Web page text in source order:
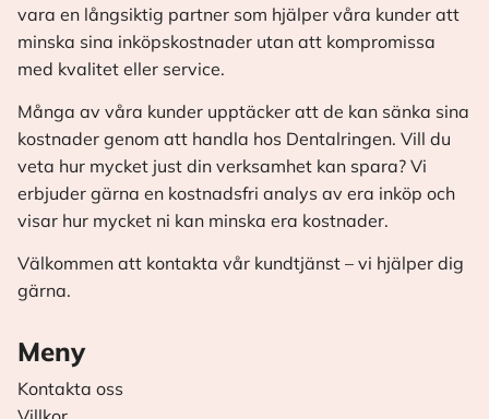
vara en långsiktig partner som hjälper våra kunder att
minska sina inköpskostnader utan att kompromissa
med kvalitet eller service.
Många av våra kunder upptäcker att de kan sänka sina
kostnader genom att handla hos Dentalringen. Vill du
veta hur mycket just din verksamhet kan spara? Vi
erbjuder gärna en kostnadsfri analys av era inköp och
visar hur mycket ni kan minska era kostnader.
Välkommen att kontakta vår kundtjänst – vi hjälper dig
gärna.
Meny
Kontakta oss